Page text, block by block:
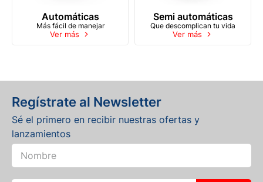
Automáticas
Más fácil de manejar
Ver más
Semi automáticas
Que descomplican tu vida
Ver más
Regístrate al Newsletter
Sé el primero en recibir nuestras ofertas y
lanzamientos